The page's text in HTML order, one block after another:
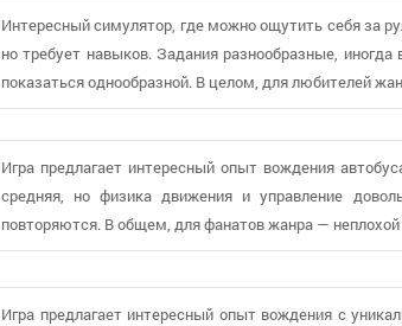
Интересный симулятор, где можно ощутить себя за
но требует навыков. Задания разнообразные,
показаться однообразной. В целом, для любителей
Игра предлагает интересный опыт вождения
средняя, но физика движения и управление
повторяются. В общем, для фанатов жанра — неплохой
Игра предлагает интересный опыт вождения с